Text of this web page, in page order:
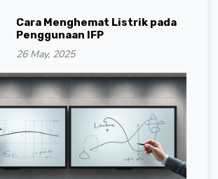
Cara Menghemat Listrik pada
Penggunaan IFP
26 May, 2025